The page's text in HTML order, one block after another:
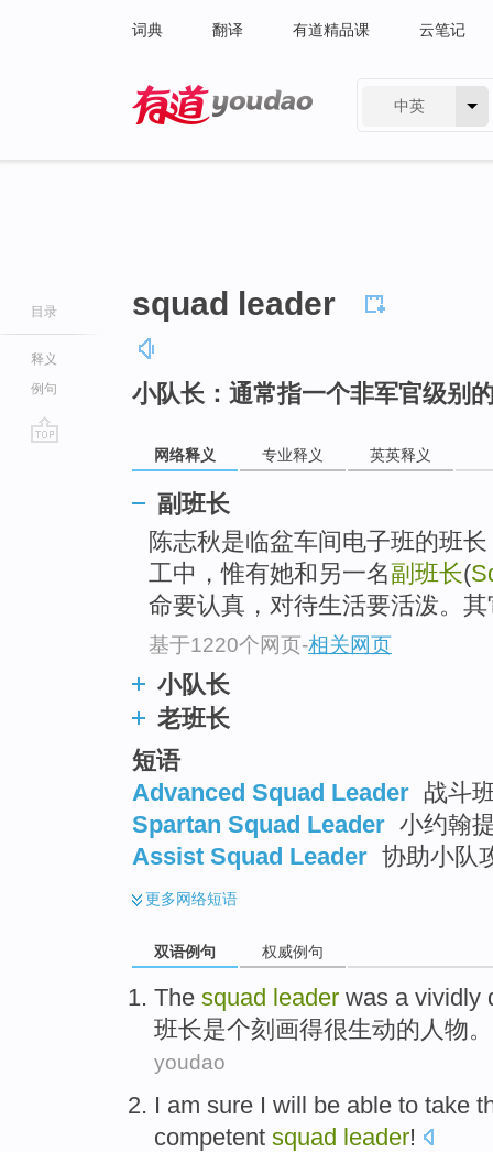
词典 翻译 有道精品课 云笔记
中英
目录
释义
例句
squad leader
小队长：通常指一个非军官级别
网络释义 专业释义 英英释义
副班长
陈志秋是临盆车间电子班的班
工中，惟有她和另一名副班长(
命要认真，对待生活要活泼。
基于1220个网页-相关网页
小队长
老班长
短语
Advanced Squad Leader 战斗
Spartan Squad Leader 小约翰
Assist Squad Leader 协助小队
更多网络短语
双语例句 权威例句
The squad leader was a vividly
班长是个刻画得很生动的人物。
youdao
I am sure I will be able to take
competent squad leader!